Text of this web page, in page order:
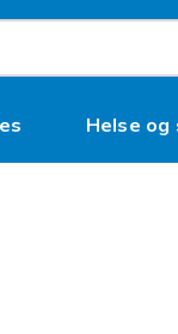
Helse og